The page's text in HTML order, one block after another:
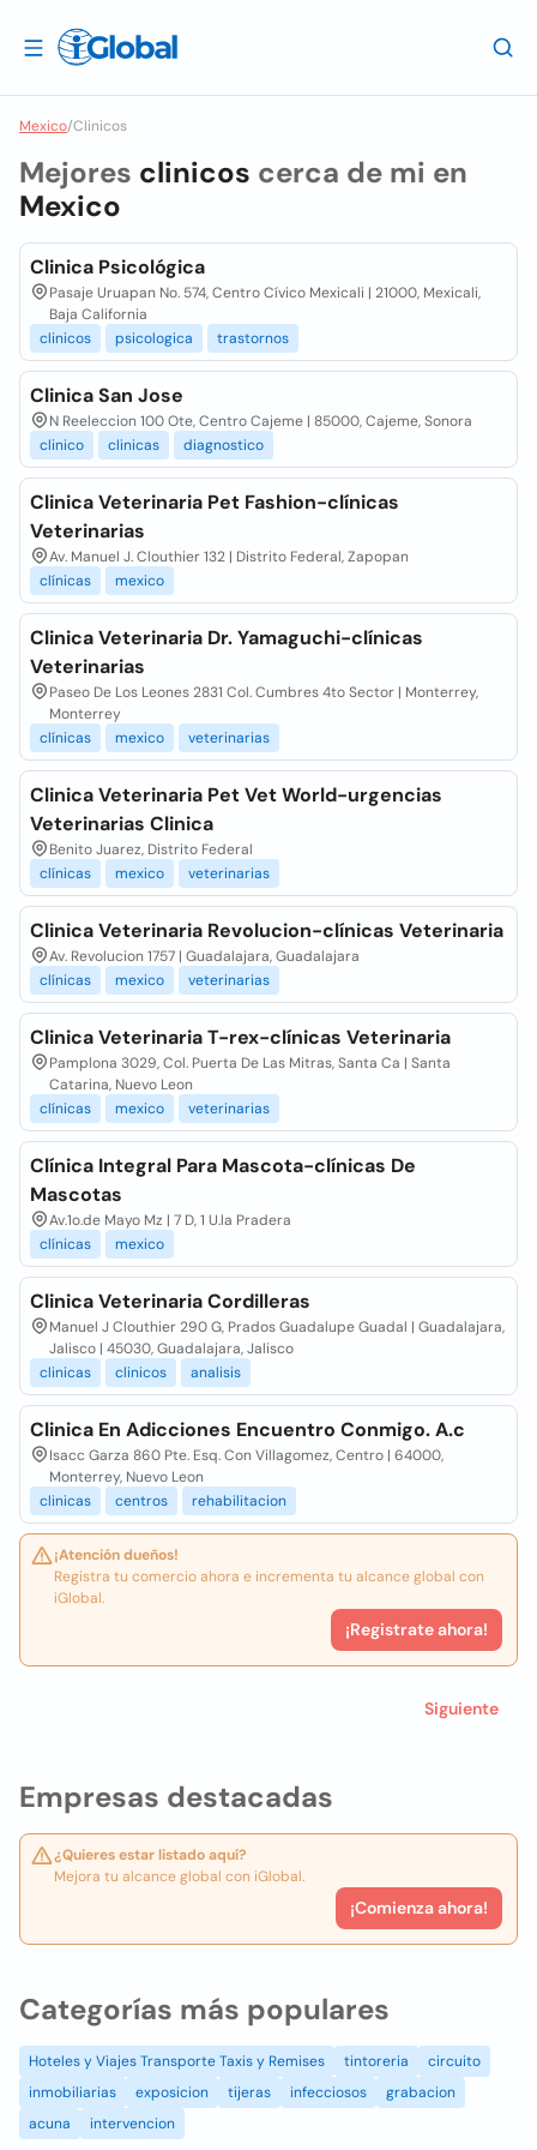
Mexico/Clinicos
Empresas destacadas
¿Quieres estar listado aquí?
Mejora tu alcance global con iGlobal.
¡Comienza ahora!
Mejores clinicos cerca de mi en
Mexico
Clinica Psicológica
Pasaje Uruapan No. 574, Centro Cívico Mexicali | 21000, Mexicali,
Baja California
clinicos
psicologica trastornos
Clinica San Jose
N Reeleccion 100 Ote, Centro Cajeme | 85000, Cajeme, Sonora
clinico
clinicas diagnostico
Clinica Veterinaria Pet Fashion-clínicas
Veterinarias
Av. Manuel J. Clouthier 132 | Distrito Federal, Zapopan
clínicas
mexico
Clinica Veterinaria Dr. Yamaguchi-clínicas
Veterinarias
Paseo De Los Leones 2831 Col. Cumbres 4to Sector | Monterrey,
Monterrey
clínicas
mexico veterinarias
Clinica Veterinaria Pet Vet World-urgencias
Veterinarias Clinica
Benito Juarez, Distrito Federal
clínicas
mexico veterinarias
Clinica Veterinaria Revolucion-clínicas Veterinaria
Av. Revolucion 1757 | Guadalajara, Guadalajara
clínicas
mexico veterinarias
Clinica Veterinaria T-rex-clínicas Veterinaria
Pamplona 3029, Col. Puerta De Las Mitras, Santa Ca | Santa
Catarina, Nuevo Leon
clínicas
mexico veterinarias
Clínica Integral Para Mascota-clínicas De
Mascotas
Av.1o.de Mayo Mz | 7 D, 1 U.la Pradera
clínicas
mexico
Clinica Veterinaria Cordilleras
Manuel J Clouthier 290 G, Prados Guadalupe Guadal | Guadalajara,
Jalisco | 45030, Guadalajara, Jalisco
clinicas
clinicos analisis
Clinica En Adicciones Encuentro Conmigo. A.c
Isacc Garza 860 Pte. Esq. Con Villagomez, Centro | 64000,
Monterrey, Nuevo Leon
clinicas
centros rehabilitacion
¡Atención dueños!
Registra tu comercio ahora e incrementa tu alcance global con
iGlobal.
¡Registrate ahora!
Siguiente
Categorías más populares
Hoteles y Viajes Transporte Taxis y Remises tintoreria
circuito
inmobiliarias
exposicion tijeras infecciosos
grabacion
acuna
intervencion